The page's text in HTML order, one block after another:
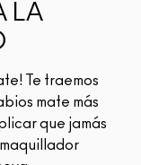
LA
Te traemos
mate más
que jamás